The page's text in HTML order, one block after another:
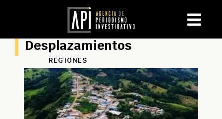
Desplazamientos
REGIONES